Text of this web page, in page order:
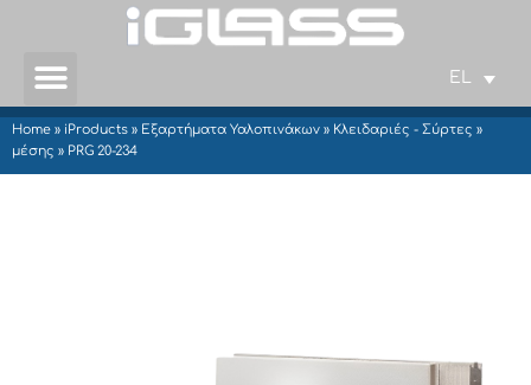
EL
Home » iProducts » Εξαρτήματα Υαλοπινάκων » Κλειδαριές - Σύρτες »
μέσης » PRG 20-234